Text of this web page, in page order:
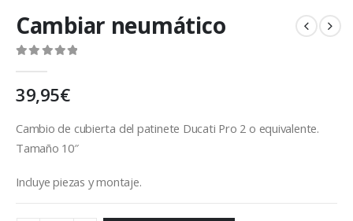
Cambiar neumático
39,95€
Cambio de cubierta del patinete Ducati Pro 2 o equivalente.
Tamaño 10″
Incluye piezas y montaje.